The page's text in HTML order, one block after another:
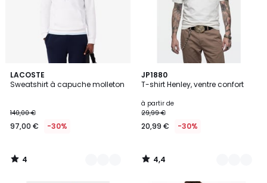
LACOSTE
Sweatshirt à capuche molleton
140,00 €
97,00 € -30%
4
/
7
Couleurs
4
/
JP1880
T-shirt Henley, ventre confort
à partir de
29,99 €
20,99 € -30%
4,4
/ 5
9
Couleurs
4,4
/